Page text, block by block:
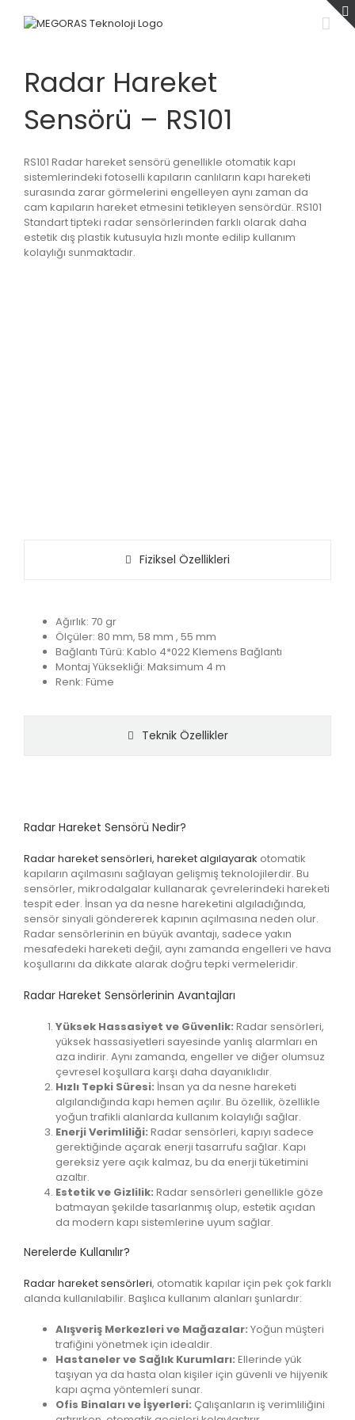
Radar Hareket
Sensörü – RS101
RS101 Radar hareket sensörü genellikle otomatik kapı
sistemlerindeki fotoselli kapıların canlıların kapı hareketi
surasında zarar görmelerini engelleyen aynı zaman da
cam kapıların hareket etmesini tetikleyen sensördür. RS101
Standart tipteki radar sensörlerinden farklı olarak daha
estetik dış plastik kutusuyla hızlı monte edilip kullanım
kolaylığı sunmaktadır.
Fiziksel Özellikleri
Ağırlık: 70 gr
Ölçüler: 80 mm, 58 mm , 55 mm
Bağlantı Türü: Kablo 4*022 Klemens Bağlantı
Montaj Yüksekliği: Maksimum 4 m
Renk: Füme
Teknik Özellikler
Radar Hareket Sensörü Nedir?
Radar hareket sensörleri, hareket algılayarak otomatik
kapıların açılmasını sağlayan gelişmiş teknolojilerdir. Bu
sensörler, mikrodalgalar kullanarak çevrelerindeki hareketi
tespit eder. İnsan ya da nesne hareketini algıladığında,
sensör sinyali göndererek kapının açılmasına neden olur.
Radar sensörlerinin en büyük avantajı, sadece yakın
mesafedeki hareketi değil, aynı zamanda engelleri ve hava
koşullarını da dikkate alarak doğru tepki vermeleridir.
Radar Hareket Sensörlerinin Avantajları
Yüksek Hassasiyet ve Güvenlik: Radar sensörleri,
yüksek hassasiyetleri sayesinde yanlış alarmları en
aza indirir. Aynı zamanda, engeller ve diğer olumsuz
çevresel koşullara karşı daha dayanıklıdır.
Hızlı Tepki Süresi: İnsan ya da nesne hareketi
algılandığında kapı hemen açılır. Bu özellik, özellikle
yoğun trafikli alanlarda kullanım kolaylığı sağlar.
Enerji Verimliliği: Radar sensörleri, kapıyı sadece
gerektiğinde açarak enerji tasarrufu sağlar. Kapı
gereksiz yere açık kalmaz, bu da enerji tüketimini
azaltır.
Estetik ve Gizlilik: Radar sensörleri genellikle göze
batmayan şekilde tasarlanmış olup, estetik açıdan
da modern kapı sistemlerine uyum sağlar.
Nerelerde Kullanılır?
Radar hareket sensörleri, otomatik kapılar için pek çok farklı
alanda kullanılabilir. Başlıca kullanım alanları şunlardır:
Alışveriş Merkezleri ve Mağazalar: Yoğun müşteri
trafiğini yönetmek için idealdir.
Hastaneler ve Sağlık Kurumları: Ellerinde yük
taşıyan ya da hasta olan kişiler için güvenli ve hijyenik
kapı açma yöntemleri sunar.
Ofis Binaları ve İşyerleri: Çalışanların iş verimliliğini